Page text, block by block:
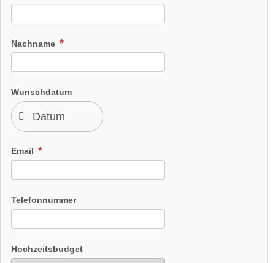
Nachname
Wunschdatum
Email
Telefonnummer
Hochzeitsbudget